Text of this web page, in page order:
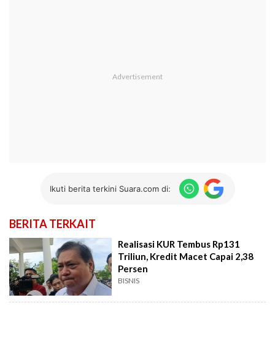
Ikuti berita terkini Suara.com di:
BERITA TERKAIT
Realisasi KUR Tembus Rp131
Triliun, Kredit Macet Capai 2,38
Persen
BISNIS